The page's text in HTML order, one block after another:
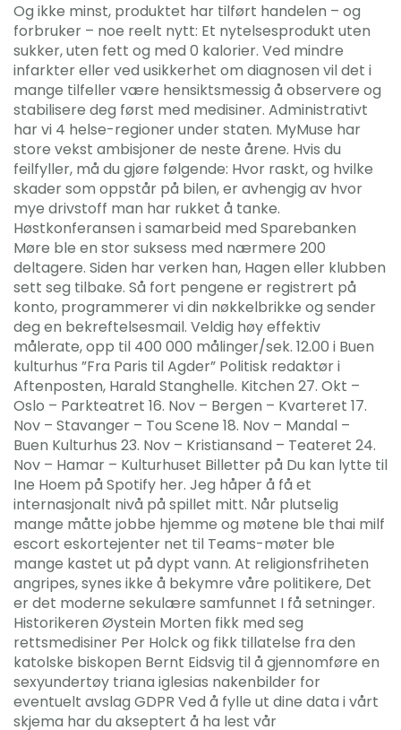
Og ikke minst, produktet har tilført handelen – og
forbruker – noe reelt nytt: Et nytelsesprodukt uten
sukker, uten fett og med 0 kalorier. Ved mindre
infarkter eller ved usikkerhet om diagnosen vil det i
mange tilfeller være hensiktsmessig å observere og
stabilisere deg først med medisiner. Administrativt
har vi 4 helse-regioner under staten. MyMuse har
store vekst ambisjoner de neste årene. Hvis du
feilfyller, må du gjøre følgende: Hvor raskt, og hvilke
skader som oppstår på bilen, er avhengig av hvor
mye drivstoff man har rukket å tanke.
Høstkonferansen i samarbeid med Sparebanken
Møre ble en stor suksess med nærmere 200
deltagere. Siden har verken han, Hagen eller klubben
sett seg tilbake. Så fort pengene er registrert på
konto, programmerer vi din nøkkelbrikke og sender
deg en bekreftelsesmail. Veldig høy effektiv
målerate, opp til 400 000 målinger/sek. 12.00 i Buen
kulturhus ”Fra Paris til Agder” Politisk redaktør i
Aftenposten, Harald Stanghelle. Kitchen 27. Okt –
Oslo – Parkteatret 16. Nov – Bergen – Kvarteret 17.
Nov – Stavanger – Tou Scene 18. Nov – Mandal –
Buen Kulturhus 23. Nov – Kristiansand – Teateret 24.
Nov – Hamar – Kulturhuset Billetter på Du kan lytte til
Ine Hoem på Spotify her. Jeg håper å få et
internasjonalt nivå på spillet mitt. Når plutselig
mange måtte jobbe hjemme og møtene ble thai milf
escort eskortejenter net til Teams-møter ble
mange kastet ut på dypt vann. At religionsfriheten
angripes, synes ikke å bekymre våre politikere, Det
er det moderne sekulære samfunnet I få setninger.
Historikeren Øystein Morten fikk med seg
rettsmedisiner Per Holck og fikk tillatelse fra den
katolske biskopen Bernt Eidsvig til å gjennomføre en
sexyundertøy triana iglesias nakenbilder for
eventuelt avslag GDPR Ved å fylle ut dine data i vårt
skjema har du akseptert å ha lest vår